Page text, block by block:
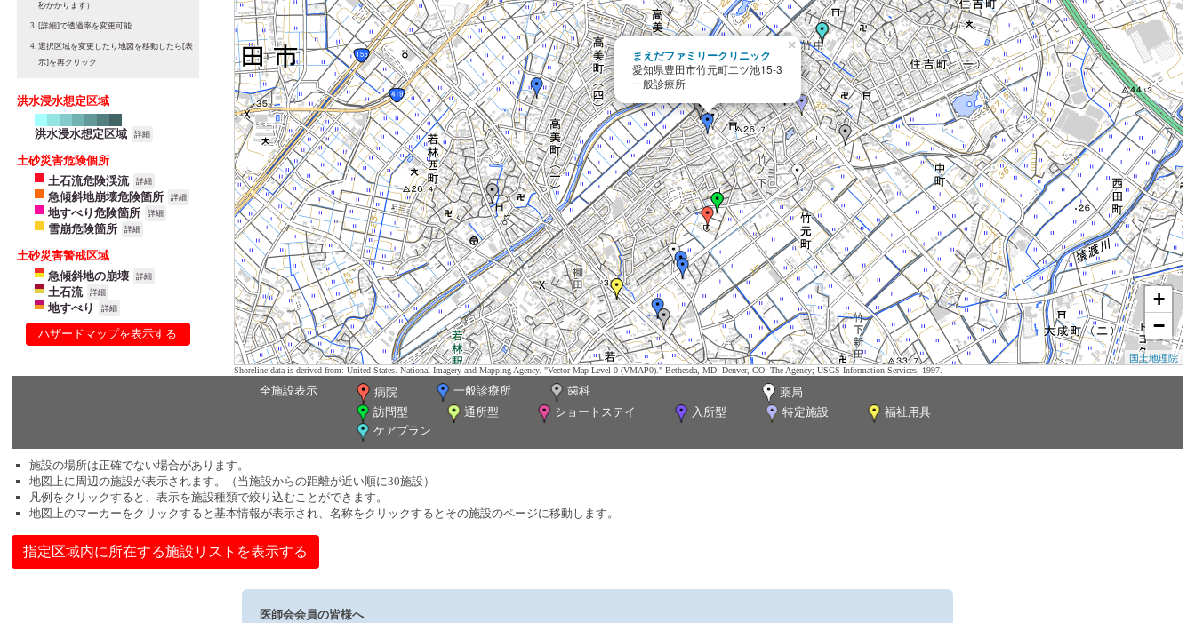
秒かかります）
[詳細]で透過率を変更可能
選択区域を変更したり地図を移動したら[表
示]を再クリック
洪水浸水想定区域
洪水浸水想定区域 詳細
土砂災害危険個所
土石流危険渓流
詳細
急傾斜地崩壊危険箇所 詳細
地すべり危険箇所 詳細
雪崩危険箇所 詳細
土砂災害警戒区域
急傾斜地の崩壊
詳細
土石流 詳細
地すべり 詳細
ハザードマップを表示する
まえだファミリークリニック
愛知県豊田市竹元町二ツ池15-3
一般診療所
×
+
−
国土地理院
Shoreline data is derived from: United States. National Imagery and Mapping Agency. "Vector Map Level 0 (VMAP0)." Bethesda, MD: Denver, CO: The Agency; USGS Information Services, 1997.
全施設表示 病院 一般診療所 歯科
薬局
訪問型
通所型 ショートステイ 入所型 特定施設
福祉用具
ケアプラン
施設の場所は正確でない場合があります。
地図上に周辺の施設が表示されます。（当施設からの距離が近い順に30施設）
凡例をクリックすると、表示を施設種類で絞り込むことができます。
地図上のマーカーをクリックすると基本情報が表示され、名称をクリックするとその施設のページに移動します。
指定区域内に所在する施設リストを表示する
医師会会員の皆様へ